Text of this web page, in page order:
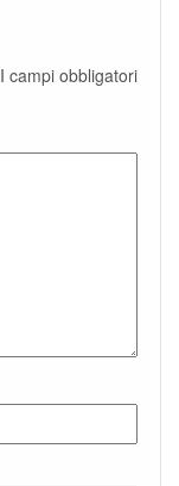
I campi obbligatori